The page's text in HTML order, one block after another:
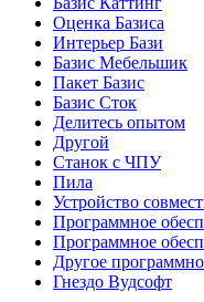
Оценка Базиса
Интерьер Бази
Базис Мебельшик
Пакет Базис
Базис Сток
Делитесь опытом
Другой
Станок с ЧПУ
Пила
Устройство
Программное
Программное
Другое
Гнездо Вудсофт